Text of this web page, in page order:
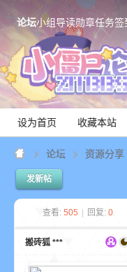
论坛小组导读勋章任务签
设为首页 收藏本站
论坛 资源分享
发新帖
查看: 505 回复: 0
搬砖狐 ***